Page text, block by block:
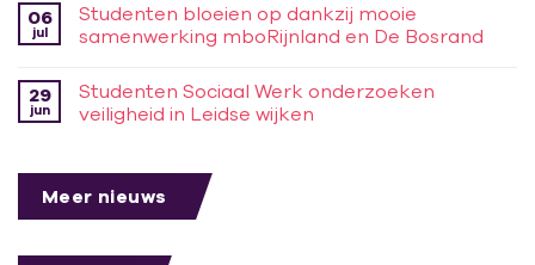
06
jul
Studenten bloeien op dankzij mooie
samenwerking mboRijnland en De Bosrand
29
jun
Studenten Sociaal Werk onderzoeken
veiligheid in Leidse wijken
Meer nieuws